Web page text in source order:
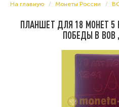
На главную Монеты России
ПЛАНШЕТ ДЛЯ 18 МОНЕТ 5
ПОБЕДЫ В ВОВ